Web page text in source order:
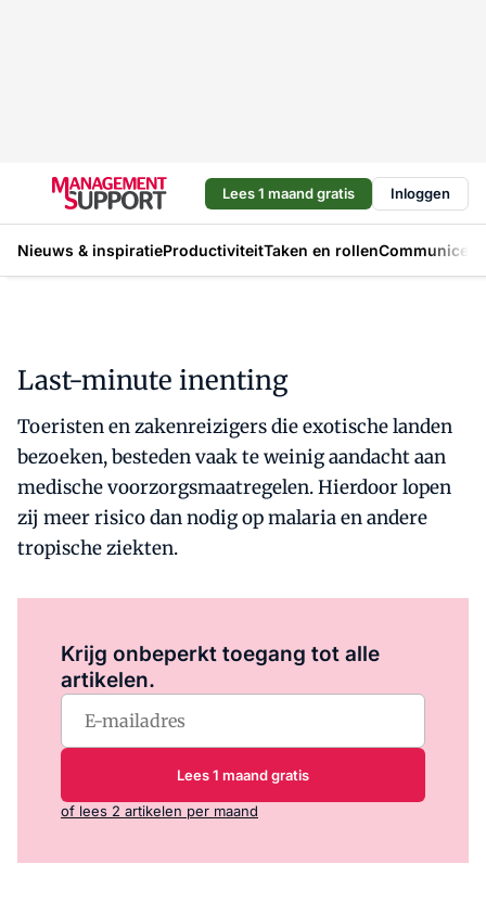
Lees 1 maand gratis Inloggen
Nieuws & inspiratieProductiviteitTaken en rollen
Last-minute inenting
Toeristen en zakenreizigers die exotische landen
bezoeken, besteden vaak te weinig aandacht aan
medische voorzorgsmaatregelen. Hierdoor lopen
zij meer risico dan nodig op malaria en andere
tropische ziekten.
Krijg onbeperkt toegang tot alle
artikelen.
Lees 1 maand gratis
of lees 2 artikelen per maand